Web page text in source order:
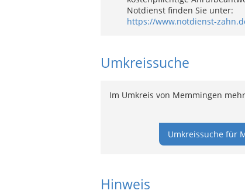
Notdienst finden Sie unter:
https://www.notdienst-
Umkreissuche
Im Umkreis von Memmingen
Umkreissuche für
Hinweis